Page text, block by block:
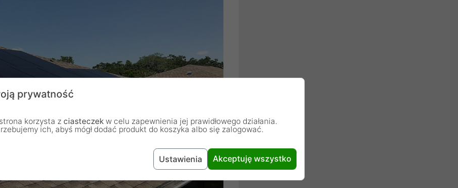
prywatność
korzysta z ciasteczek w celu zapewnienia jej prawidłowego działania.
ich, abyś mógł dodać produkt do koszyka albo się zalogować.
Ustawienia Akceptuję wszystko